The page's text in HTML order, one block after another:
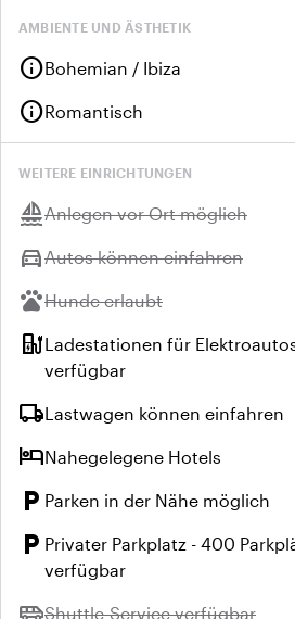
AMBIENTE UND ÄSTHETIK
infoBohemian / Ibiza
infoRomantisch
WEITERE EINRICHTUNGEN
sailingNicht verfügbar:
Anlegen vor Ort möglich
directions_carNicht verfügbar:
Autos können einfahren
petsNicht verfügbar:
Hunde erlaubt
ev_stationLadestationen für
verfügbar
local_shippingLastwagen können einfahren
hotelNahegelegene Hotels
local_parking Parken in der Nähe möglich
local_parking Privater Parkplatz - 400
verfügbar
Nicht verfügbar:
Shuttle-Service verfügbar